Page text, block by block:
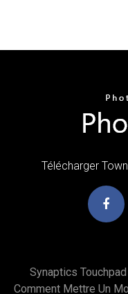
Télécharger
Synaptics
Comment Mettre Un